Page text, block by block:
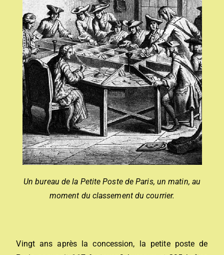
Un bureau de la Petite Poste de Paris, un matin, au
moment du classement du courrier.
Vingt ans après la concession, la petite poste de